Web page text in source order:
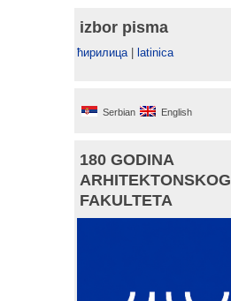
izbor pisma
ћирилица| latinica
Serbian English
180 GODINA
ARHITEKTONSKOG
FAKULTETA